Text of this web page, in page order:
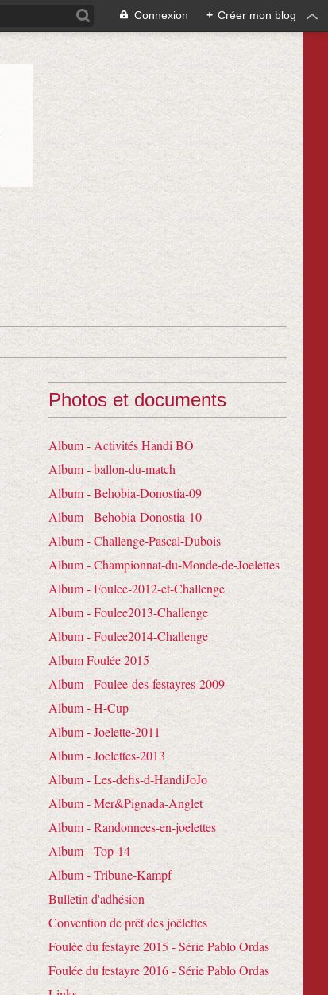
Connexion + Créer mon blog
Photos et documents
Album - Activités Handi BO
Album - ballon-du-match
Album - Behobia-Donostia-09
Album - Behobia-Donostia-10
Album - Challenge-Pascal-Dubois
Album - Championnat-du-Monde-de-Joelettes
Album - Foulee-2012-et-Challenge
Album - Foulee2013-Challenge
Album - Foulee2014-Challenge
Album Foulée 2015
Album - Foulee-des-festayres-2009
Album - H-Cup
Album - Joelette-2011
Album - Joelettes-2013
Album - Les-defis-d-HandiJoJo
Album - Mer&Pignada-Anglet
Album - Randonnees-en-joelettes
Album - Top-14
Album - Tribune-Kampf
Bulletin d'adhésion
Convention de prêt des joëlettes
Foulée du festayre 2015 - Série Pablo Ordas
Foulée du festayre 2016 - Série Pablo Ordas